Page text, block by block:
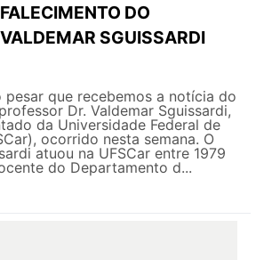
DO
SGUISSARDI
que recebemos a notícia do
Dr. Valdemar Sguissardi,
da Universidade Federal de
ocorrido nesta semana. O
atuou na UFSCar entre 1979
do Departamento d...